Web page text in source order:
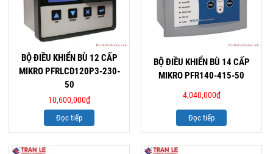
BỘ ĐIỀU KHIỂN BÙ 12 CẤP
MIKRO PFRLCD120P3-230-
50
10,600,000₫
Đọc tiếp
BỘ ĐIỀU KHIỂN BÙ 14 CẤP
MIKRO PFR140-415-50
4,040,000₫
Đọc tiếp